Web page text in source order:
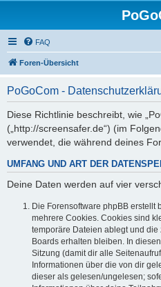
FAQ
Foren-Übersicht
PoGoCom -
Diese Richtlinie beschreibt, wie
(„http://screensafer.de“) (im
verwendet, die während deines
UMFANG UND ART DER
Deine Daten werden auf vier
Die Forensoftware phpBB erstellt
mehrere Cookies. Cookies sind
temporäre Dateien ablegt und
Boards erhalten bleiben. In
Sitzung (damit dir alle
Informationen über die von dir
dieser als gelesen/ungelesen;